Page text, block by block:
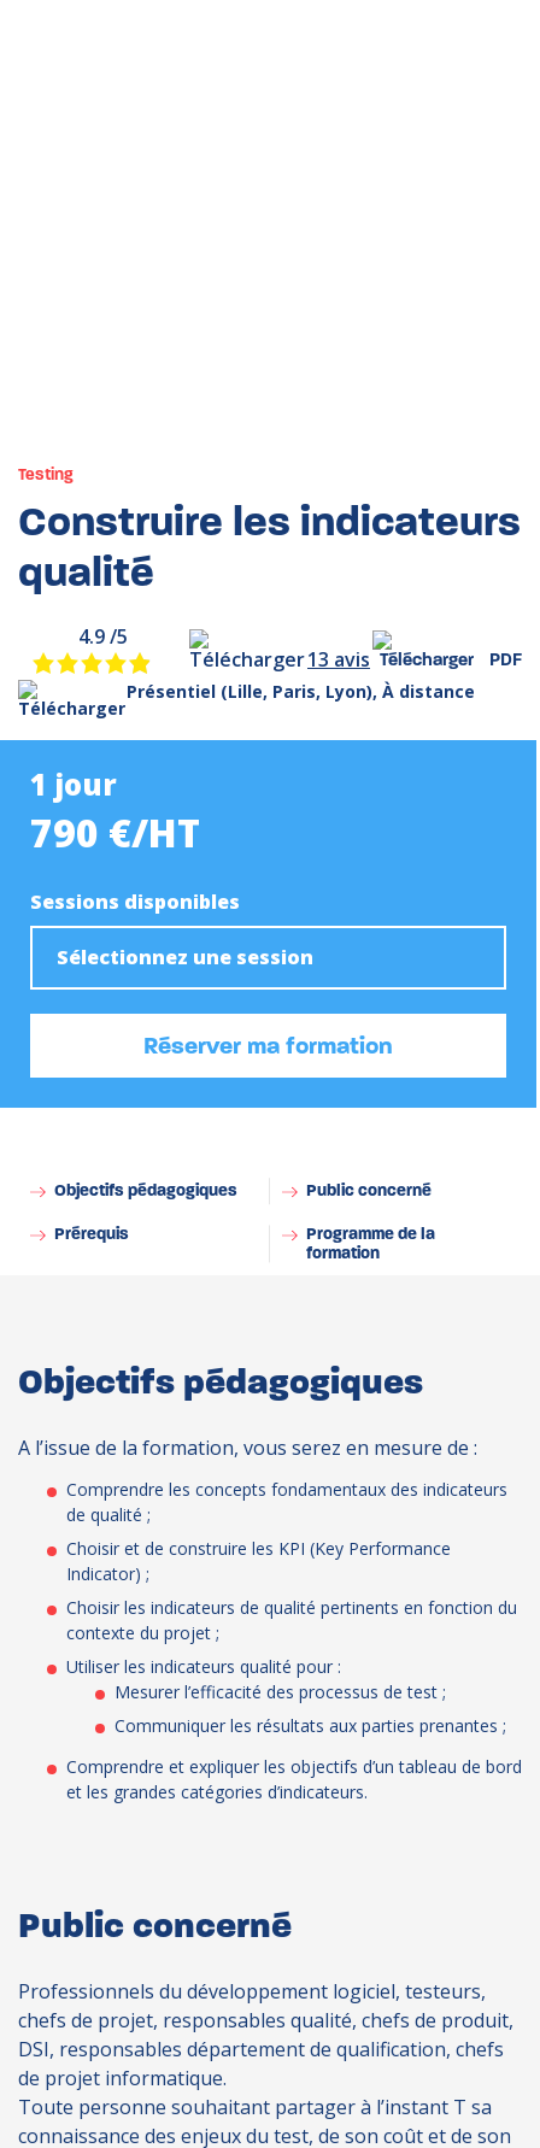
Testing
Construire les indicateurs
qualité
4.9 /5
13 avis
PDF
Présentiel (Lille, Paris, Lyon), À distance
1 jour
790 €/HT
Sessions disponibles
Sélectionnez une session
Réserver ma formation
Objectifs pédagogiques Public concerné
Prérequis
Programme de la
formation
Objectifs pédagogiques
A l’issue de la formation, vous serez en mesure de :
Comprendre les concepts fondamentaux des indicateurs
de qualité ;
Choisir et de construire les KPI (Key Performance
Indicator) ;
Choisir les indicateurs de qualité pertinents en fonction du
contexte du projet ;
Utiliser les indicateurs qualité pour :
Mesurer l’efficacité des processus de test ;
Communiquer les résultats aux parties prenantes ;
Comprendre et expliquer les objectifs d’un tableau de bord
et les grandes catégories d’indicateurs.
Public concerné
Professionnels du développement logiciel, testeurs,
chefs de projet, responsables qualité, chefs de produit,
DSI, responsables département de qualification, chefs
de projet informatique.
Toute personne souhaitant partager à l’instant T sa
connaissance des enjeux du test, de son coût et de son